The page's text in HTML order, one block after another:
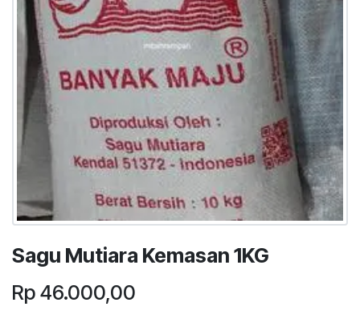
Sagu Mutiara Kemasan 1KG
Rp 46.000,00